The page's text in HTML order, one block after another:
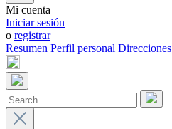
Mi cuenta
Iniciar sesión
o registrar
Resumen Perfil personal Direcciones